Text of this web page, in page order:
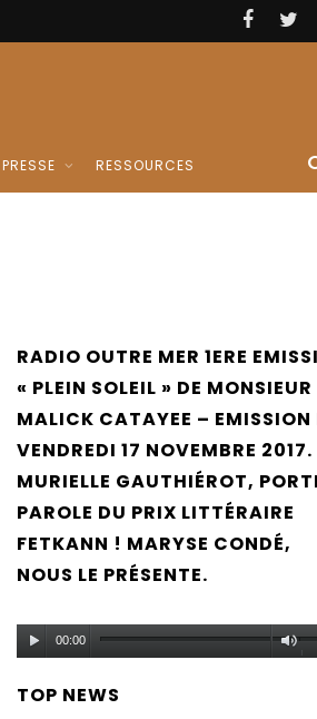
RESSOURCES
RADIO OUTRE MER 1ERE
« PLEIN SOLEIL » DE MONSIEUR
MALICK CATAYEE – EMISSION
VENDREDI 17 NOVEMBRE 2017.
MURIELLE GAUTHIÉROT,
PAROLE DU PRIX LITTÉRAIRE
FETKANN ! MARYSE CONDÉ,
NOUS LE PRÉSENTE.
Lecteur
00:00
TOP NEWS